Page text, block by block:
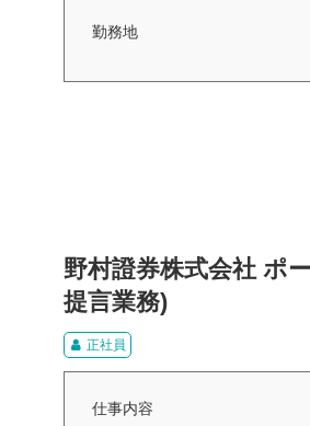
勤務地
野村證券株式会社 ポ
提言業務)
正社員
仕事内容